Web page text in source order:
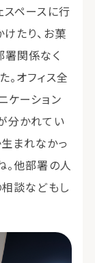
スペースに行
たり、お菓
署関係なく
。オフィス全
ケーション
分かれてい
まれなかっ
。他部署の人
相談などもし